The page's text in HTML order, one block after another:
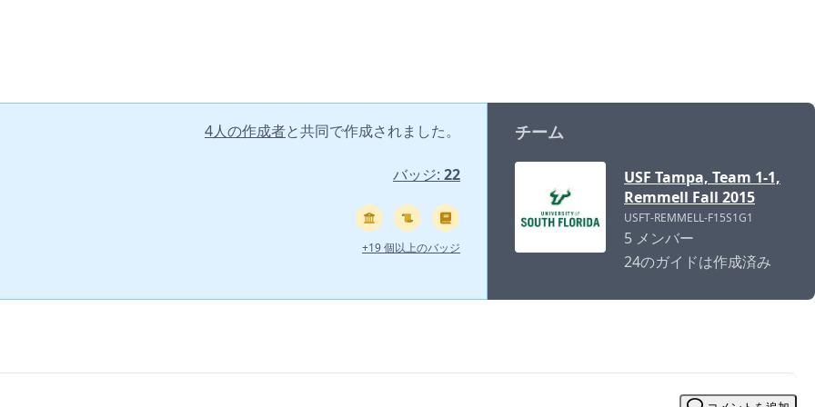
4人の作成者と共同で作成されました。
バッジ: 22
+19 個以上のバッジ
チーム
USF Tampa, Team 1-1,
Remmell Fall 2015
USFT-REMMELL-F15S1G1
5 メンバー
24のガイドは作成済み